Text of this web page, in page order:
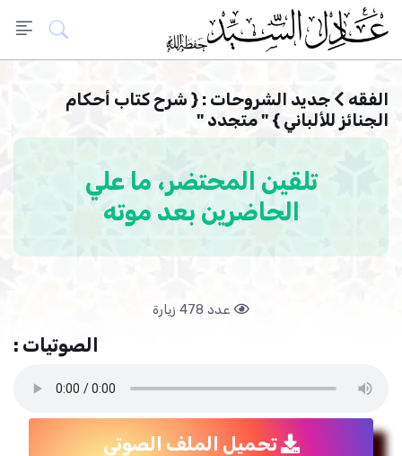
الفقه
جديد الشروحات : { شرح كتاب أحكام
الجنائز للألباني } " متجدد "
تلقين المحتضر، ما علي
الحاضرين بعد موته
عدد 478 زيارة
الصوتيات :
تحميل الملف الصوتي